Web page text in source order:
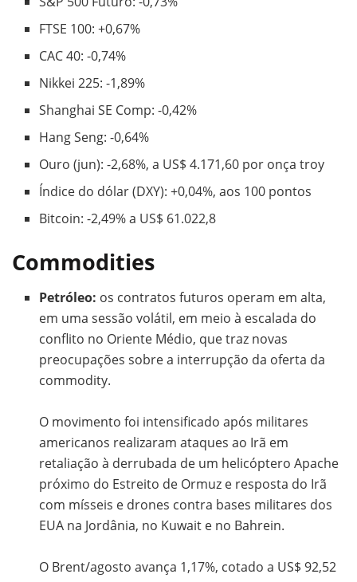
FTSE 100: +0,67%
CAC 40: -0,74%
Nikkei 225: -1,89%
Shanghai SE Comp: -0,42%
Hang Seng: -0,64%
Ouro (jun): -2,68%, a US$ 4.171,60 por onça troy
Índice do dólar (DXY): +0,04%, aos 100 pontos
Bitcoin: -2,49% a US$ 61.022,8
Commodities
Petróleo: os contratos futuros operam em alta,
em uma sessão volátil, em meio à escalada do
conflito no Oriente Médio, que traz novas
preocupações sobre a interrupção da oferta da
commodity.
O movimento foi intensificado após militares
americanos realizaram ataques ao Irã em
retaliação à derrubada de um helicóptero Apache
próximo do Estreito de Ormuz e resposta do Irã
com mísseis e drones contra bases militares dos
EUA na Jordânia, no Kuwait e no Bahrein.
O Brent/agosto avança 1,17%, cotado a US$ 92,52